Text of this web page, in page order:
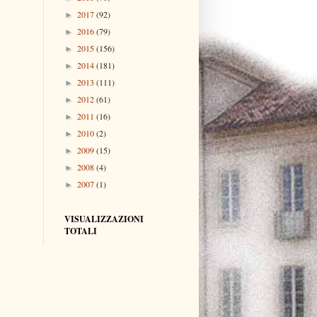
► 2017(92)
► 2016(79)
► 2015(156)
► 2014(181)
► 2013 (111)
► 2012(61)
► 2011 (16)
► 2010(2)
► 2009(15)
► 2008(4)
► 2007(1)
VISUALIZZAZIONI
TOTALI